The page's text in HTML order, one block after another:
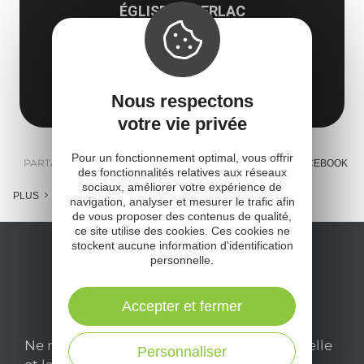
ÉGLISE DE VERLAC
Aurelle-Verlac
12130 Saint-Geniez-d'Olt-et-d'Aubrac
Obtenir l'itinéraire
PARTAGER : E-MAIL MESSENGER FACEBOOK
PLUS
Ne manquez pas notre newsletter mensuelle
Nous respectons
votre vie privée
Pour un fonctionnement optimal, vous offrir
des fonctionnalités relatives aux réseaux
sociaux, améliorer votre expérience de
navigation, analyser et mesurer le trafic afin
de vous proposer des contenus de qualité,
ce site utilise des cookies. Ces cookies ne
stockent aucune information d'identification
personnelle.
Personnaliser
Accepter et fermer